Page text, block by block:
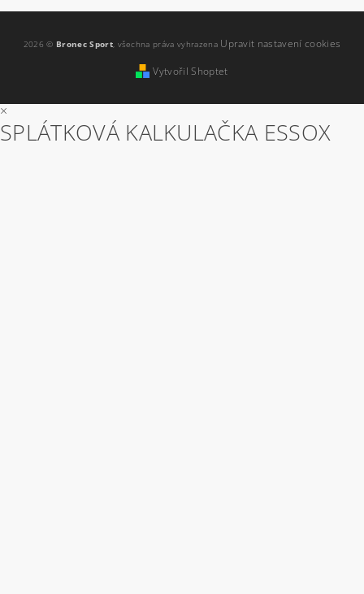
2026 © Bronec Sport, všechna práva vyhrazena Upravit nastavení cookies
Vytvořil Shoptet
×
SPLÁTKOVÁ KALKULAČKA ESSOX